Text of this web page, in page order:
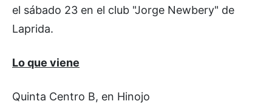
el sábado 23 en el club "Jorge Newbery" de
Laprida.
Lo que viene
Quinta Centro B, en Hinojo